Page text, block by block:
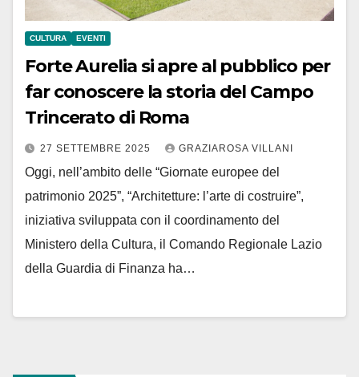
CULTURA EVENTI
Forte Aurelia si apre al pubblico per
far conoscere la storia del Campo
Trincerato di Roma
27 SETTEMBRE 2025 GRAZIAROSA VILLANI
Oggi, nell’ambito delle “Giornate europee del
patrimonio 2025”, “Architetture: l’arte di costruire”,
iniziativa sviluppata con il coordinamento del
Ministero della Cultura, il Comando Regionale Lazio
della Guardia di Finanza ha…